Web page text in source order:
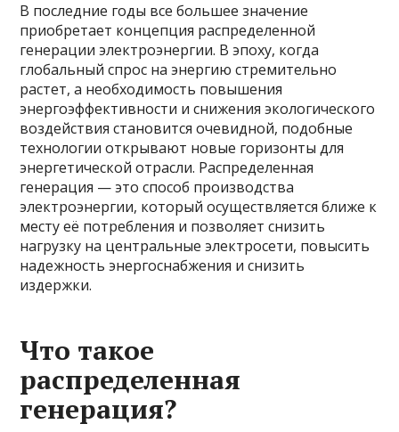
В последние годы все большее значение
приобретает концепция распределенной
генерации электроэнергии. В эпоху, когда
глобальный спрос на энергию стремительно
растет, а необходимость повышения
энергоэффективности и снижения экологического
воздействия становится очевидной, подобные
технологии открывают новые горизонты для
энергетической отрасли. Распределенная
генерация — это способ производства
электроэнергии, который осуществляется ближе к
месту её потребления и позволяет снизить
нагрузку на центральные электросети, повысить
надежность энергоснабжения и снизить
издержки.
Что такое
распределенная
генерация?